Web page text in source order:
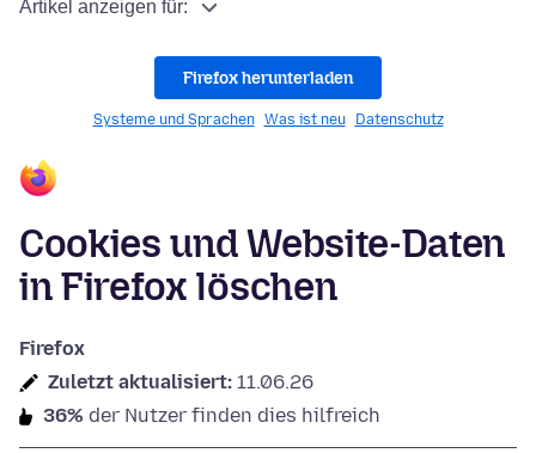
Artikel anzeigen für:
Firefox herunterladen
Systeme und Sprachen Was ist neu Datenschutz
Cookies und Website-Daten
in Firefox löschen
Firefox
Zuletzt aktualisiert: 11.06.26
36% der Nutzer finden dies hilfreich